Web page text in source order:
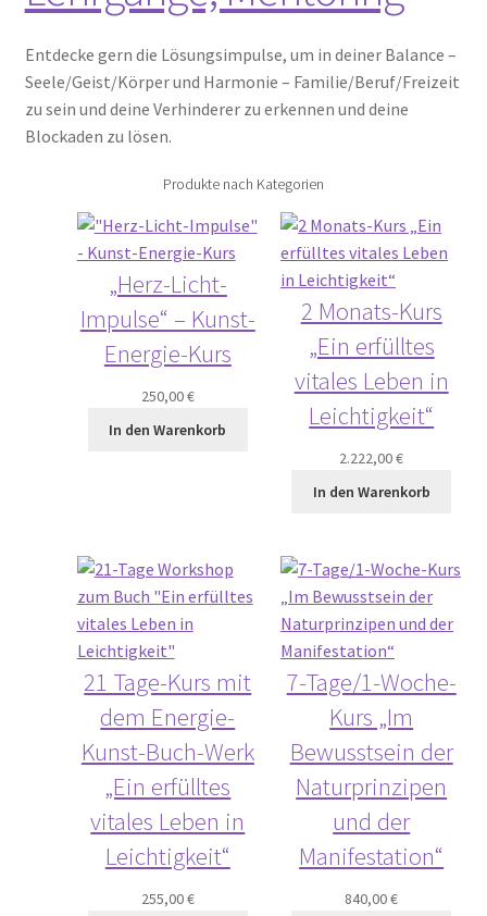
Entdecke gern die Lösungsimpulse, um in deiner Balance –
Seele/Geist/Körper und Harmonie – Familie/Beruf/Freizeit
zu sein und deine Verhinderer zu erkennen und deine
Blockaden zu lösen.
Produkte nach Kategorien
„Herz-Licht-
Impulse“ – Kunst-
Energie-Kurs
250,00€
In den Warenkorb
2 Monats-Kurs
„Ein erfülltes
vitales Leben in
Leichtigkeit“
2.222,00€
In den Warenkorb
21 Tage-Kurs mit
dem Energie-
Kunst-Buch-Werk
„Ein erfülltes
vitales Leben in
Leichtigkeit“
255,00€
7-Tage/1-Woche-
Kurs „Im
Bewusstsein der
Naturprinzipen
und der
Manifestation“
840,00€